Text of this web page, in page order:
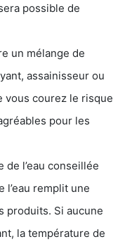
possible de
un mélange de
assainisseur ou
vous courez le risque
pour les
l’eau conseillée
l’eau remplit une
produits. Si aucune
la température de